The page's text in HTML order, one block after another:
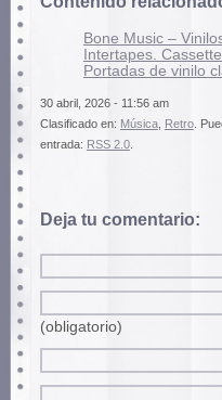
Bone Music –
Intertapes.
Portadas de vinilo
30 abril, 2026 - 11:56 am
Clasificado en: Música, Retro.
entrada: RSS 2.0.
Deja tu comentario:
(obligatorio)